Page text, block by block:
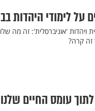
על לימודי היהדות
ויהדות 'אוניברסלית': זה מה
זה קרה?
עומס החיים